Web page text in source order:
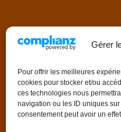
Gérer
Pour offrir les meilleures
cookies pour stocker et/ou
ces technologies nous
navigation ou les ID uniques
consentement peut avoir un